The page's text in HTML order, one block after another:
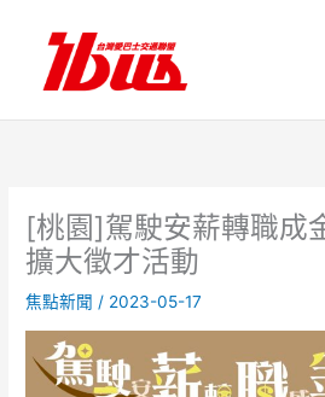
內
[桃園]駕駛安薪轉職成
擴大徵才活動
焦點新聞 / 2023-05-17